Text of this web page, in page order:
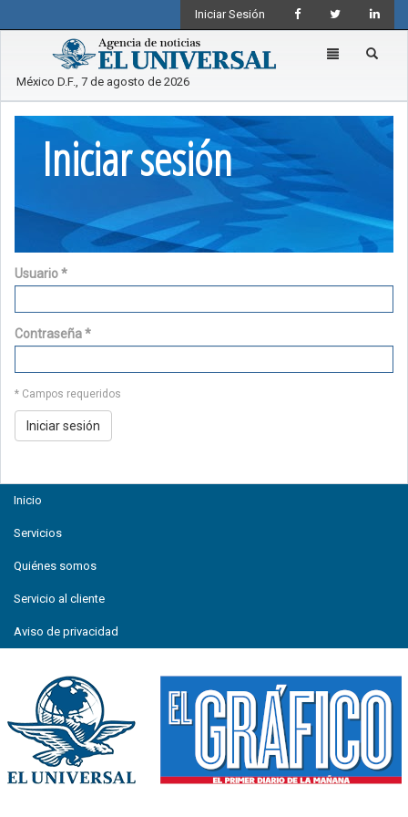
Iniciar Sesión
Toggle
México D.F., 7 de agosto de 2026
Iniciar sesión
Usuario*
Contraseña*
* Campos requeridos
Inicio
Servicios
Quiénes somos
Servicio al cliente
Aviso de privacidad